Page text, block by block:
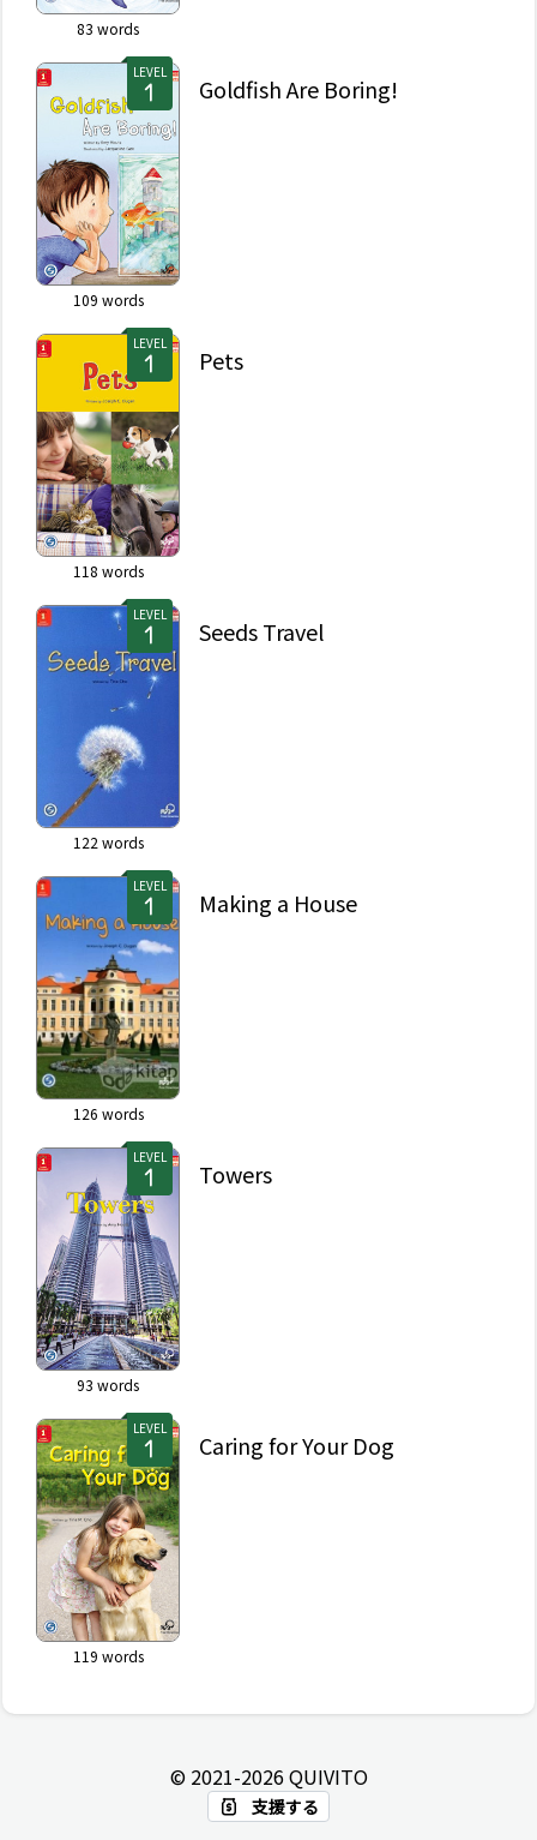
83 words
LEVEL
109 words
Goldfish Are Boring!
LEVEL
118 words
Pets
LEVEL
122 words
Seeds Travel
LEVEL
126 words
Making a House
LEVEL
93 words
Towers
LEVEL
119 words
Caring for Your Dog
© 2021-2026QUIVITO
支援する